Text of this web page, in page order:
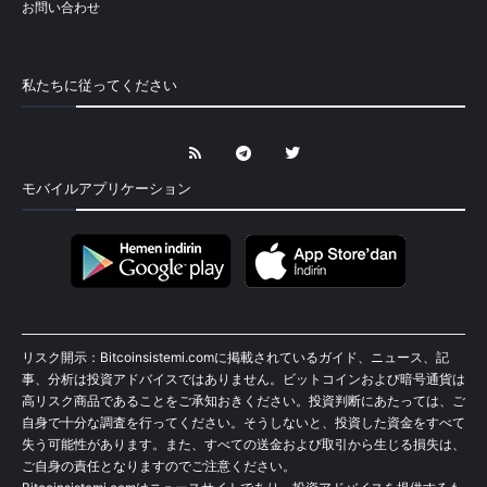
お問い合わせ
私たちに従ってください
モバイルアプリケーション
リスク開示：Bitcoinsistemi.comに掲載されているガイド、ニュース、記
事、分析は投資アドバイスではありません。ビットコインおよび暗号通貨は
高リスク商品であることをご承知おきください。投資判断にあたっては、ご
自身で十分な調査を行ってください。そうしないと、投資した資金をすべて
失う可能性があります。また、すべての送金および取引から生じる損失は、
ご自身の責任となりますのでご注意ください。